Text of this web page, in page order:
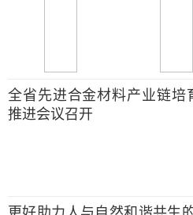
全省先进合金材料产业链培
推进会议召开